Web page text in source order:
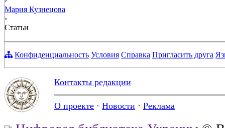
Мария Кузнецова
›
Статьи
Конфиденциальность Условия Справка Пригласить друга
Контакты редакции
О проекте · Новости · Реклама